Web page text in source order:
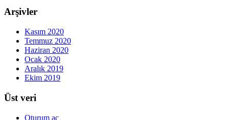
Arşivler
Kasım 2020
Temmuz 2020
Haziran 2020
Ocak 2020
Aralık 2019
Ekim 2019
Üst veri
Oturum aç